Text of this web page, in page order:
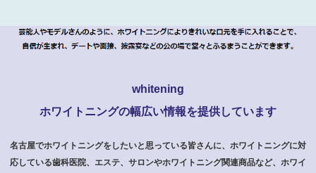
whitening
ホワイトニングの幅広い情報を提供しています
名古屋でホワイトニングをしたいと思っている皆さんに、ホワイトニングに対
応している歯科医院、エステ、サロンやホワイトニング関連商品など、ホワイ